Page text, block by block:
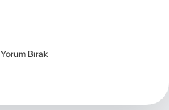
Yorum Bırak